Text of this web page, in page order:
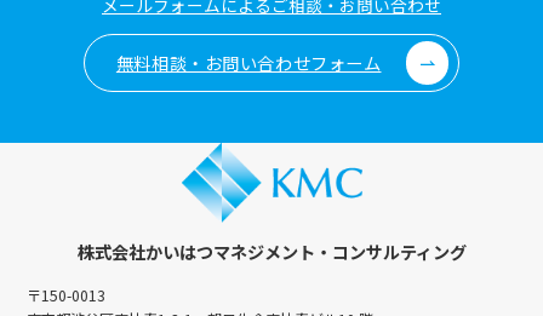
メールフォームによるご相談・お問い合わせ
無料相談・お問い合わせフォーム
株式会社かいはつマネジメント・コンサルティング
〒150-0013